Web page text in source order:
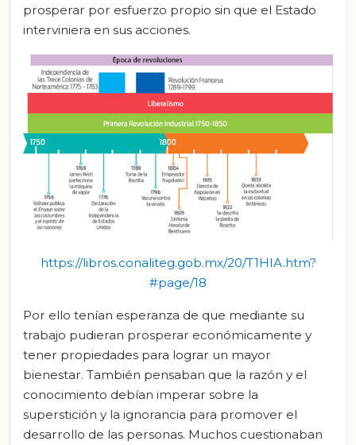
prosperar por esfuerzo propio sin que el Estado
interviniera en sus acciones.
https://libros.conaliteg.gob.mx/20/T1HIA.htm?
#page/18
Por ello tenían esperanza de que mediante su
trabajo pudieran prosperar económicamente y
tener propiedades para lograr un mayor
bienestar. También pensaban que la razón y el
conocimiento debían imperar sobre la
superstición y la ignorancia para promover el
desarrollo de las personas. Muchos cuestionaban